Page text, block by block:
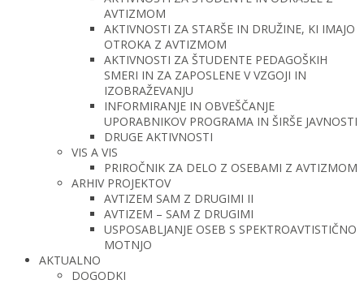
AVTIZMOM
AKTIVNOSTI ZA STARŠE IN DRUŽINE, KI IMAJO
OTROKA Z AVTIZMOM
AKTIVNOSTI ZA ŠTUDENTE PEDAGOŠKIH
SMERI IN ZA ZAPOSLENE V VZGOJI IN
IZOBRAŽEVANJU
INFORMIRANJE IN OBVEŠČANJE
UPORABNIKOV PROGRAMA IN ŠIRŠE JAVNOSTI
DRUGE AKTIVNOSTI
VIS A VIS
PRIROČNIK ZA DELO Z OSEBAMI Z AVTIZMOM
ARHIV PROJEKTOV
AVTIZEM SAM Z DRUGIMI II
AVTIZEM – SAM Z DRUGIMI
USPOSABLJANJE OSEB S SPEKTROAVTISTIČNO
MOTNJO
AKTUALNO
DOGODKI